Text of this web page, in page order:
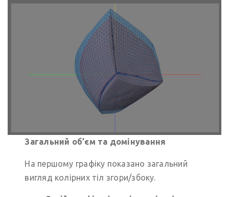
Загальний об’єм та домінування
На першому графіку показано загальний
вигляд колірних тіл згори/збоку.